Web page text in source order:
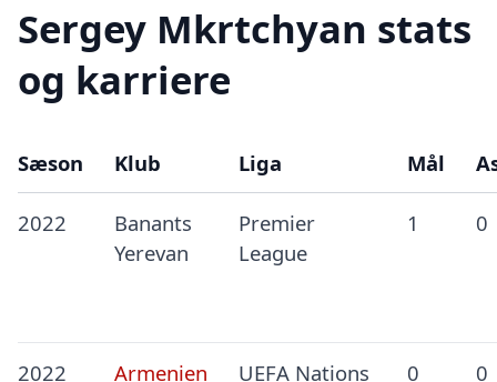
Sergey Mkrtchyan stats
og karriere
Sæson Klub Liga Mål
2022
Banants
Yerevan
Premier
League
1 0
2022 Armenien UEFA Nations 0 0